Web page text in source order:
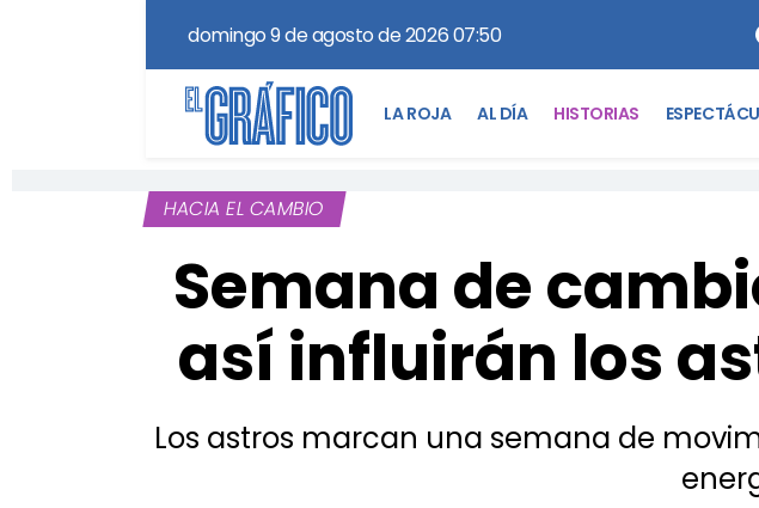
domingo 9 de agosto de 2026 07:50
LA ROJA AL DÍA HISTORIAS
HACIA EL CAMBIO
Semana de
así influirán los
Los astros marcan una semana de